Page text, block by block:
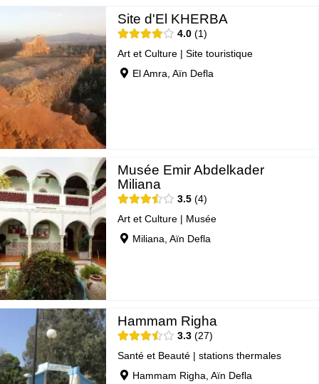
Site d'El KHERBA
4.0
1
Art et Culture |Site touristique
El Amra, Aïn Defla
Musée Emir Abdelkader
Miliana
3.5 4
Art et Culture | Musée
Miliana, Aïn Defla
Hammam Righa
3.3
27
Santé et Beauté |stations thermales
Hammam Righa, Aïn Defla